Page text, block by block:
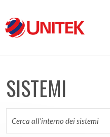
SISTEMI